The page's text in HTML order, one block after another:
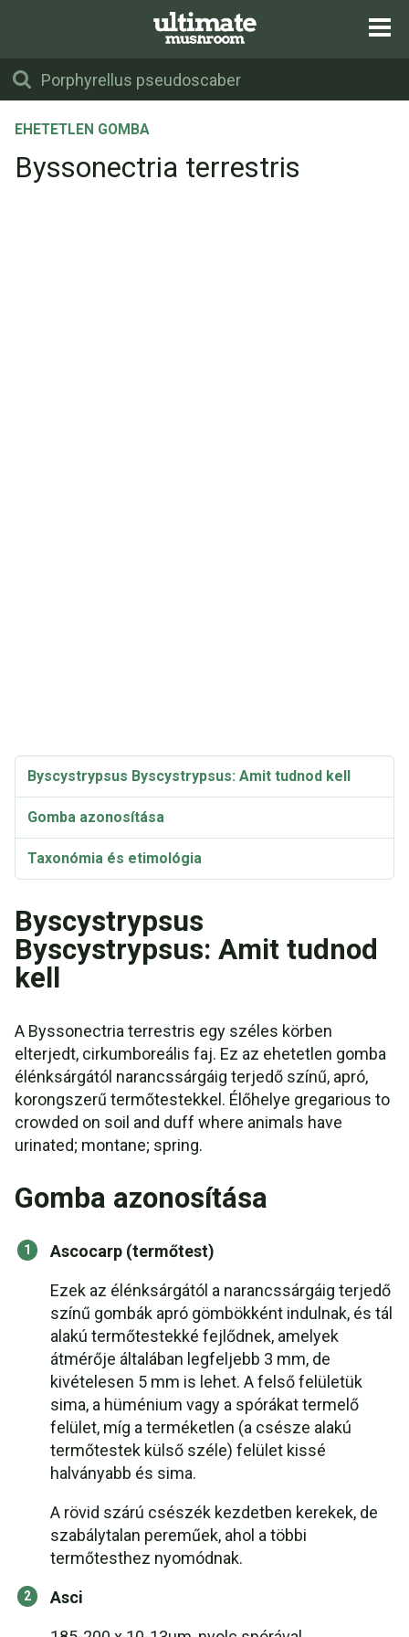
EHETETLEN GOMBA
Byssonectria terrestris
Byscystrypsus Byscystrypsus: Amit tudnod kell
Gomba azonosítása
Taxonómia és etimológia
Byscystrypsus
Byscystrypsus: Amit tudnod
kell
A Byssonectria terrestris egy széles körben
elterjedt, cirkumboreális faj. Ez az ehetetlen gomba
élénksárgától narancssárgáig terjedő színű, apró,
korongszerű termőtestekkel. Élőhelye gregarious to
crowded on soil and duff where animals have
urinated; montane; spring.
Gomba azonosítása
Ascocarp (termőtest)
Ezek az élénksárgától a narancssárgáig terjedő
színű gombák apró gömbökként indulnak, és tál
alakú termőtestekké fejlődnek, amelyek
átmérője általában legfeljebb 3 mm, de
kivételesen 5 mm is lehet. A felső felületük
sima, a hüménium vagy a spórákat termelő
felület, míg a terméketlen (a csésze alakú
termőtestek külső széle) felület kissé
halványabb és sima.
A rövid szárú csészék kezdetben kerekek, de
szabálytalan pereműek, ahol a többi
termőtesthez nyomódnak.
Asci